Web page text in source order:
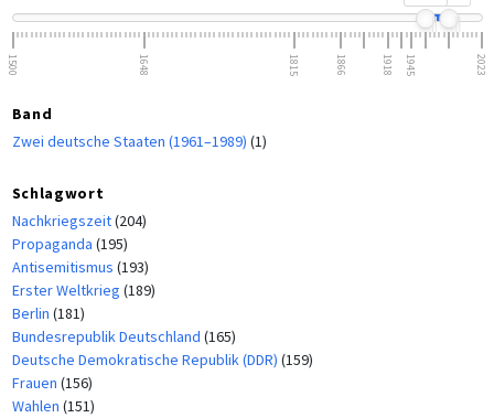
1500 1648 1815 1866 1918 1945 2023
Band
Zwei deutsche Staaten (1961–1989) (1)
Schlagwort
Nachkriegszeit(204)
Propaganda (195)
Antisemitismus (193)
Erster Weltkrieg (189)
Berlin (181)
Bundesrepublik Deutschland (165)
Deutsche Demokratische Republik (DDR) (159)
Frauen (156)
Wahlen (151)